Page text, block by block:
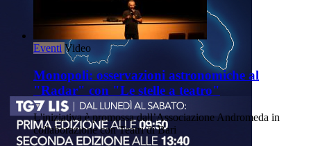
Eventi Video
Monopoli: osservazioni astronomiche al
"Radar" con "Le stelle a teatro"
L'iniziativa è promossa dall’Associazione Andromeda in
collaborazione con Teatri di Bari